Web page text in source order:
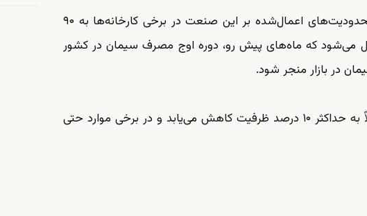
به گزارش آرازنیوز، دبیر انجمن صنفی صنعت سیمان اعلام کرد محدودیت‌های اعمال‌شده بر این صنعت در برخی کارخانه‌ها به ۹۰
می‌شود که ماه‌های پیش رو، دوره اوج مصرف سیمان در کشور
در بازار منجر شود.
او افزود با چنین سطحی از محدودیت، تولید برخی کارخانه‌ها عملاً به حداکثر ۱۰ درصد ظرفیت کاهش می‌یابد و در برخی موارد حتی